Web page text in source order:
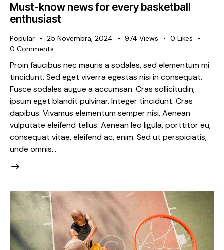
Must-know news for every basketball
enthusiast
Popular 25 Novembra, 2024 974 Views 0 Likes
0 Comments
Proin faucibus nec mauris a sodales, sed elementum mi
tincidunt. Sed eget viverra egestas nisi in consequat.
Fusce sodales augue a accumsan. Cras sollicitudin,
ipsum eget blandit pulvinar. Integer tincidunt. Cras
dapibus. Vivamus elementum semper nisi. Aenean
vulputate eleifend tellus. Aenean leo ligula, porttitor eu,
consequat vitae, eleifend ac, enim. Sed ut perspiciatis,
unde omnis…